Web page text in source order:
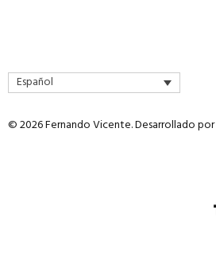
Español
© 2026 Fernando Vicente. Desarrollado por